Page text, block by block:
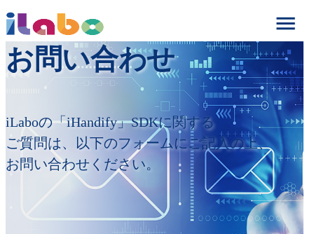
お問い合わせ
iLaboの「iHandify」SDKに関する
ご質問は、以下のフォームにご記入の上、
お問い合わせください。